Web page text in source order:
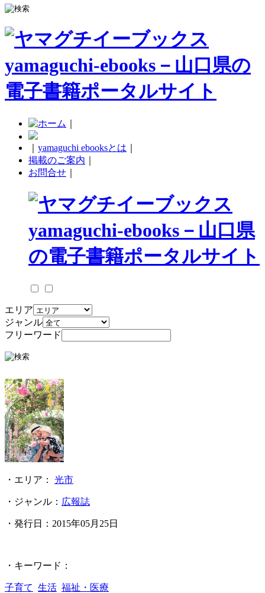
yamaguchi ebooksとは
掲載のご案内
お問合せ
エリア
ジャンル
フリーワード
・エリア： 光市
・ジャンル： 広報誌
・発行日： 2015年05月25日
・キーワード：
子育て 生活 福祉・医療